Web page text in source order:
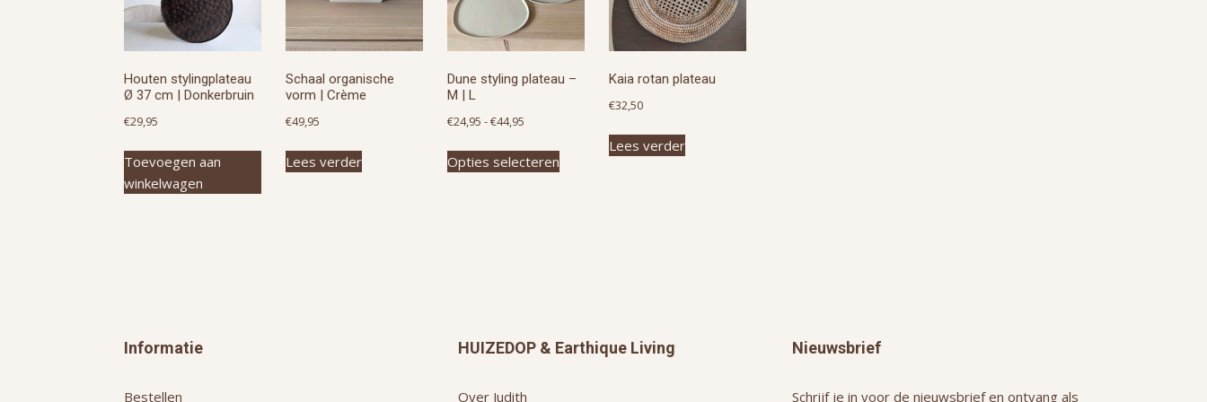
de
productpagina
Houten stylingplateau
Ø 37 cm | Donkerbruin
€29,95
Toevoegen aan
winkelwagen
Schaal organische
vorm | Crème
€49,95
Lees verder
Dune styling plateau –
M | L
€24,95 -€44,95Prijsklasse:
tot
Opties selecteren
Dit
product
worden
Kaia rotan plateau
€32,50
Lees verder
Informatie
Bestellen
HUIZEDOP & Earthique Living
Over Judith
Nieuwsbrief
Schrijf je in voor de nieuwsbrief en ontvang als